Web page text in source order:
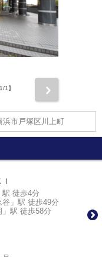
1/1】
浜市戸塚区川上町
徒歩4分
」駅 徒歩49分
駅 徒歩58分